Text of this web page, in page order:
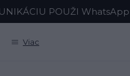
POUŽI WhatsApp
Viac